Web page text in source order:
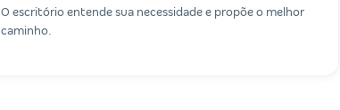
O escritório entende sua necessidade e propõe o melhor
caminho.